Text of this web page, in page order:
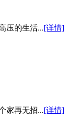
压的生活...[详情]
家再无招...[详情]